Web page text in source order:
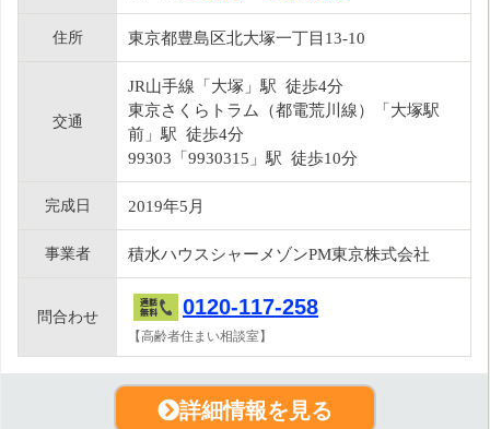
住所 東京都豊島区北大塚一丁目13-10
交通
JR山手線「大塚」駅 徒歩4分
東京さくらトラム（都電荒川線）「大塚駅
前」駅 徒歩4分
99303「9930315」駅 徒歩10分
完成日 2019年5月
事業者 積水ハウスシャーメゾンPM東京株式会社
問合わせ 0120-117-258
【高齢者住まい相談室】
詳細情報を見る